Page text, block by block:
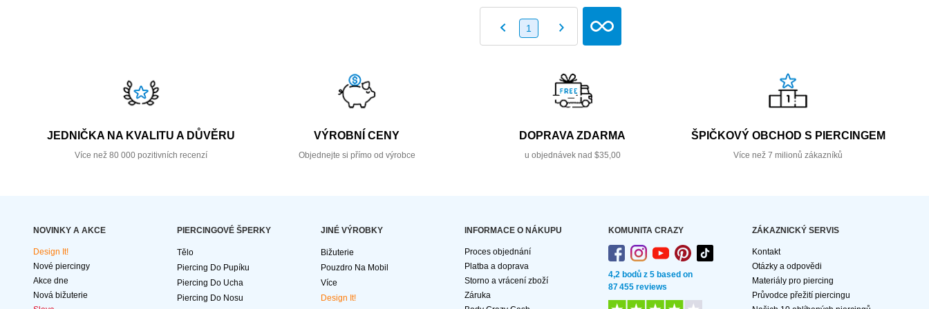
1
JEDNIČKA NA KVALITU A DŮVĚRU
Více než 80 000 pozitivních recenzí
VÝROBNÍ CENY
Objednejte si přímo od výrobce
DOPRAVA ZDARMA
u objednávek nad $35,00
ŠPIČKOVÝ OBCHOD S PIERCINGEM
Více než 7 milionů zákazníků
NOVINKY A AKCE
Design It!
Nové piercingy
Akce dne
Nová bižuterie
PIERCINGOVÉ ŠPERKY
Tělo
Piercing Do Pupíku
Piercing Do Ucha
Piercing Do Nosu
JINÉ VÝROBKY
Bižuterie
Pouzdro Na Mobil
Více
Design It!
INFORMACE O NÁKUPU
Proces objednání
Platba a doprava
Storno a vrácení zboží
Záruka
KOMUNITA CRAZY
4,2 bodů z 5 based on
87 455 reviews
ZÁKAZNICKÝ SERVIS
Kontakt
Otázky a odpovědi
Materiály pro piercing
Průvodce přežití piercingu